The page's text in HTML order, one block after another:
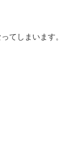
てしまいます。